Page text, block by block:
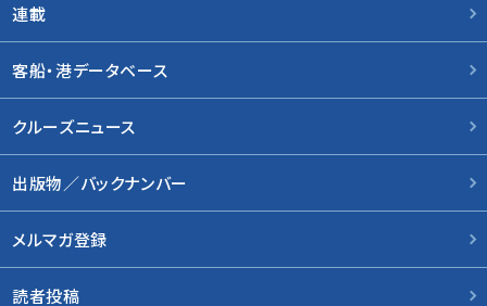
連載
客船・港データベース
クルーズニュース
出版物／バックナンバー
メルマガ登録
読者投稿